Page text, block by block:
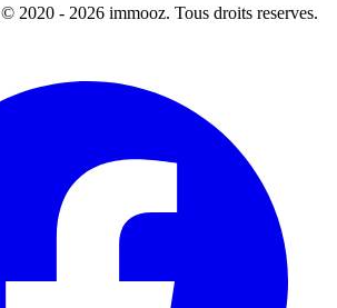
© 2020 - 2026 immooz. Tous droits reserves.